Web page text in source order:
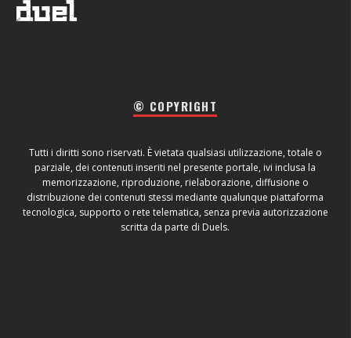
© COPYRIGHT
Tutti i diritti sono riservati. È vietata qualsiasi utilizzazione, totale o
parziale, dei contenuti inseriti nel presente portale, ivi inclusa la
memorizzazione, riproduzione, rielaborazione, diffusione o
distribuzione dei contenuti stessi mediante qualunque piattaforma
tecnologica, supporto o rete telematica, senza previa autorizzazione
scritta da parte di Duels.